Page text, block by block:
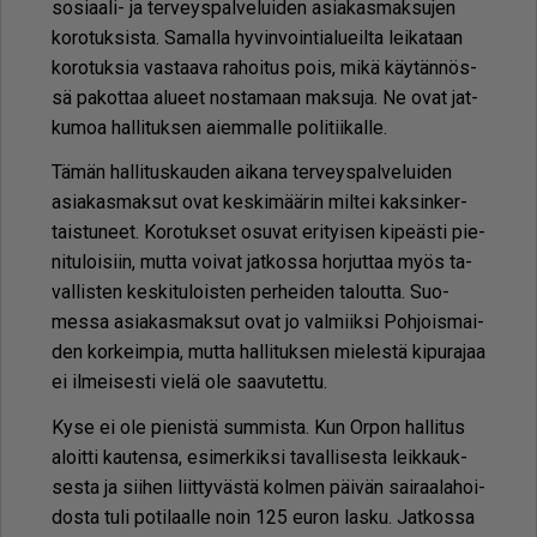
so­si­aa­li- ja ter­veys­pal­ve­lui­den asi­a­kas­mak­su­jen
ko­ro­tuk­sis­ta. Sa­mal­la hy­vin­voin­ti­a­lu­eil­ta lei­ka­taan
ko­ro­tuk­sia vas­taa­va ra­hoi­tus pois, mikä käy­tän­nös­
sä pa­kot­taa alu­eet nos­ta­maan mak­su­ja. Ne ovat jat­
ku­moa hal­li­tuk­sen ai­em­mal­le po­li­tii­kal­le.
Tä­män hal­li­tus­kau­den ai­ka­na ter­veys­pal­ve­lui­den
asi­a­kas­mak­sut ovat kes­ki­mää­rin mil­tei kak­sin­ker­
tais­tu­neet. Ko­ro­tuk­set osu­vat eri­tyi­sen ki­pe­äs­ti pie­
ni­tu­loi­siin, mut­ta voi­vat jat­kos­sa hor­jut­taa myös ta­
val­lis­ten kes­ki­tu­lois­ten per­hei­den ta­lout­ta. Suo­
mes­sa asi­a­kas­mak­sut ovat jo val­miik­si Poh­jois­mai­
den kor­keim­pia, mut­ta hal­li­tuk­sen mie­les­tä ki­pu­ra­jaa
ei il­mei­ses­ti vie­lä ole saa­vu­tet­tu.
Kyse ei ole pie­nis­tä sum­mis­ta. Kun Or­pon hal­li­tus
aloit­ti kau­ten­sa, esi­mer­kik­si ta­val­li­ses­ta leik­kauk­
ses­ta ja sii­hen liit­ty­väs­tä kol­men päi­vän sai­raa­la­hoi­
dos­ta tuli po­ti­laal­le noin 125 eu­ron las­ku. Jat­kos­sa